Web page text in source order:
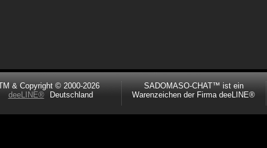
& Copyright © 2000-2026
deeLINE®
Deutschland
SADOMASO-CHAT™ ist ein
Warenzeichen der Firma deeLINE®